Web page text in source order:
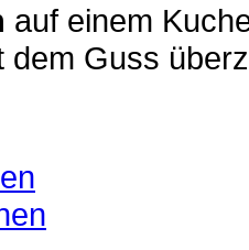
auf einem
dem Guss